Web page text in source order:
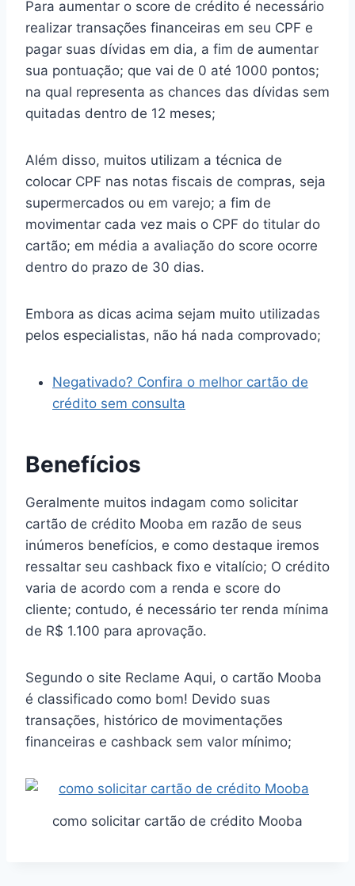
Para aumentar o score de crédito é necessário
realizar transações financeiras em seu CPF e
pagar suas dívidas em dia, a fim de aumentar
sua pontuação; que vai de 0 até 1000 pontos;
na qual representa as chances das dívidas sem
quitadas dentro de 12 meses;
Além disso, muitos utilizam a técnica de
colocar CPF nas notas fiscais de compras, seja
supermercados ou em varejo; a fim de
movimentar cada vez mais o CPF do titular do
cartão; em média a avaliação do score ocorre
dentro do prazo de 30 dias.
Embora as dicas acima sejam muito utilizadas
pelos especialistas, não há nada comprovado;
Negativado? Confira o melhor cartão de
crédito sem consulta
Benefícios
Geralmente muitos indagam como solicitar
cartão de crédito Mooba em razão de seus
inúmeros benefícios, e como destaque iremos
ressaltar seu cashback fixo e vitalício; O crédito
varia de acordo com a renda e score do
cliente; contudo, é necessário ter renda mínima
de R$ 1.100 para aprovação.
Segundo o site Reclame Aqui, o cartão Mooba
é classificado como bom! Devido suas
transações, histórico de movimentações
financeiras e cashback sem valor mínimo;
como solicitar cartão de crédito Mooba